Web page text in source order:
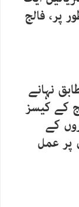
پر، فالج
نہانے
کے کیسز
کے
پر عمل